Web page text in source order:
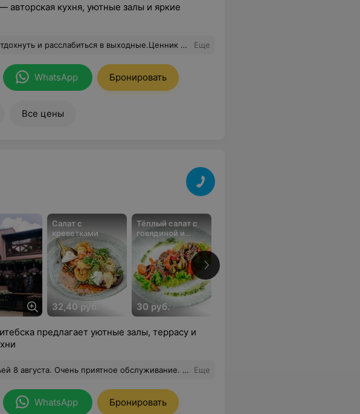
авторская кухня, уютные залы и яркие
завышен,но по сравнению с другими заведениями хоть не жалко платить за то,что взамен получаешь. Еще
WhatsApp Бронировать
Все цены
Салат с
креветками
32,40 руб.
Тёплый салат с
говядиной и
овощами
30 руб.
предлагает уютные залы, террасу и
соте, баклажаны запечённые, верещаня с драниками, фрикассе. Очень хорошее грузинское вино, полусладкое. Детям понравились коктейли молочные. Ценник средний, на наши деньги 3000 рублей на четверых. Приемлимо. Еще
WhatsApp Бронировать